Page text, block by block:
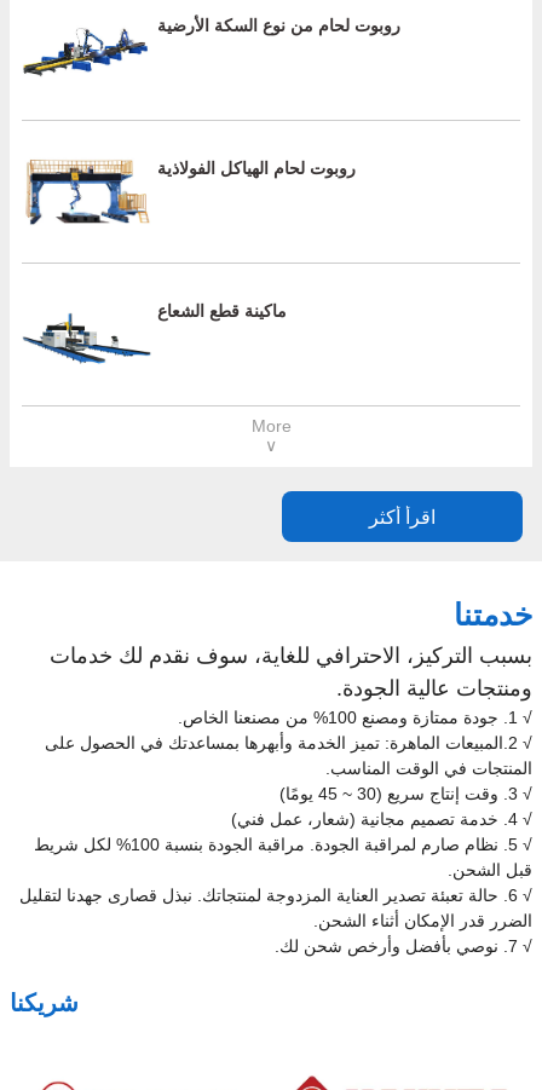
روبوت لحام من نوع السكة الأرضية
روبوت لحام الهياكل الفولاذية
ماكينة قطع الشعاع
More
∨
اقرأ أكثر
خدمتنا
بسبب التركيز، الاحترافي للغاية، سوف نقدم لك خدمات
ومنتجات عالية الجودة.
√ 1. جودة ممتازة ومصنع 100% من مصنعنا الخاص.
√ 2.المبيعات الماهرة: تميز الخدمة وأبهرها بمساعدتك في الحصول على
المنتجات في الوقت المناسب.
√ 3. وقت إنتاج سريع (30 ~ 45 يومًا)
√ 4. خدمة تصميم مجانية (شعار، عمل فني)
√ 5. نظام صارم لمراقبة الجودة. مراقبة الجودة بنسبة 100% لكل شريط
قبل الشحن.
√ 6. حالة تعبئة تصدير العناية المزدوجة لمنتجاتك. نبذل قصارى جهدنا لتقليل
الضرر قدر الإمكان أثناء الشحن.
√ 7. نوصي بأفضل وأرخص شحن لك.
شريكنا